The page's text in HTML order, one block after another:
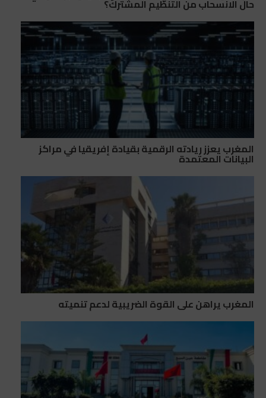
حال الانسحاب من التنظيم المشترك؟
المغرب يعزز ريادته الرقمية بقيادة إفريقيا في مراكز
البيانات المعتمدة
المغرب يراهن على القوة الضريبية لدعم تنميته